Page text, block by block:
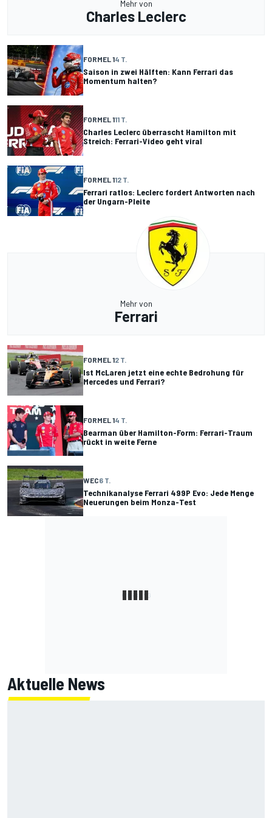
Mehr von
Charles Leclerc
FORMEL 14 T.
Saison in zwei Hälften: Kann Ferrari das
Momentum halten?
FORMEL 111 T.
Charles Leclerc überrascht Hamilton mit
Streich: Ferrari-Video geht viral
FORMEL 112 T.
Ferrari ratlos: Leclerc fordert Antworten nach
der Ungarn-Pleite
Mehr von
Ferrari
FORMEL 12 T.
Ist McLaren jetzt eine echte Bedrohung für
Mercedes und Ferrari?
FORMEL 14 T.
Bearman über Hamilton-Form: Ferrari-Traum
rückt in weite Ferne
WEC6 T.
Technikanalyse Ferrari 499P Evo: Jede Menge
Neuerungen beim Monza-Test
Aktuelle News